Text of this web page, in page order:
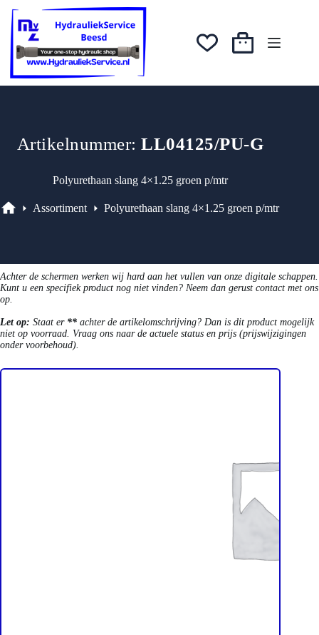
naar
inhoud
Winkelwagen
Artikelnummer:LL04125/PU-G
Polyurethaan slang 4×1.25 groen p/mtr
Assortiment Polyurethaan slang 4×1.25 groen p/mtr
Achter de schermen werken wij hard aan het vullen van onze digitale schappen.
Kunt u een specifiek product nog niet vinden? Neem dan gerust contact met ons
op.
Let op: Staat er ** achter de artikelomschrijving? Dan is dit product mogelijk
niet op voorraad. Vraag ons naar de actuele status en prijs (prijswijzigingen
onder voorbehoud).